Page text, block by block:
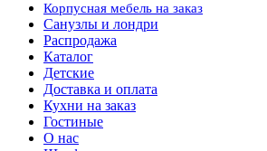
Корпусная мебель на заказ
Санузлы и лондри
Распродажа
Каталог
Детские
Доставка и оплата
Кухни на заказ
Гостиные
О нас